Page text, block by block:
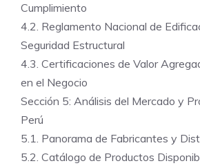
Cumplimiento
4.2. Reglamento Nacional de
Seguridad Estructural
4.3. Certificaciones de Valor
en el Negocio
Sección 5: Análisis del Mercado y
Perú
5.1. Panorama de Fabricantes y
5.2. Catálogo de Productos